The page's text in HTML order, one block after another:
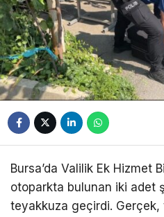
Bursa’da Valilik Ek Hizmet
otoparkta bulunan iki adet
teyakkuza geçirdi. Gerçek,